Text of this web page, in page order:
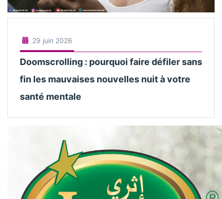
29 juin 2026
Doomscrolling : pourquoi faire défiler sans
fin les mauvaises nouvelles nuit à votre
santé mentale